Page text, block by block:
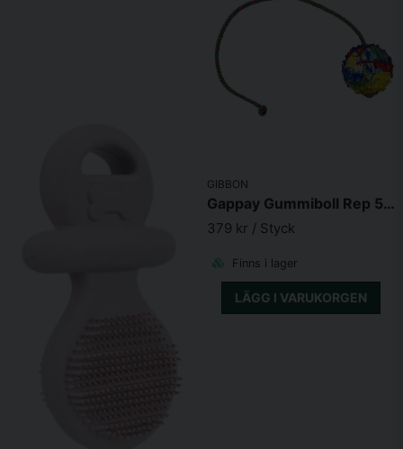
GIBBON
Gappay Gummiboll Rep 50cm
379 kr / Styck
Finns i lager
LÄGG I VARUKORGEN